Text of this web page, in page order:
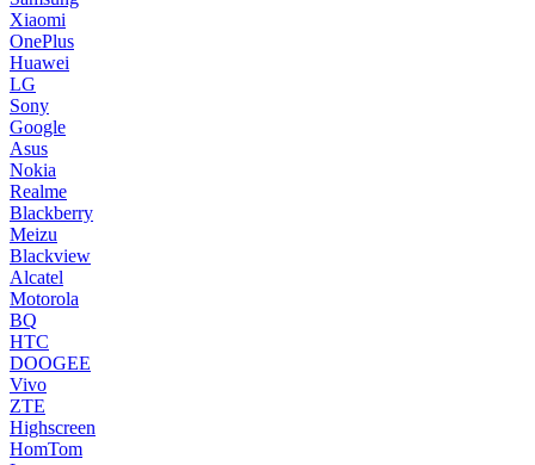
Xiaomi
OnePlus
Huawei
LG
Sony
Google
Asus
Nokia
Realme
Blackberry
Meizu
Blackview
Alcatel
Motorola
BQ
HTC
DOOGEE
Vivo
ZTE
Highscreen
HomTom